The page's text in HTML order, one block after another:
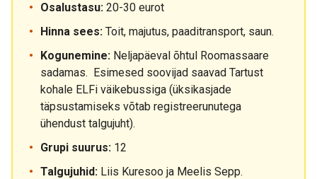
Osalustasu: 20-30 eurot
Hinna sees: Toit, majutus, paaditransport, saun.
Kogunemine: Neljapäeval õhtul Roomassaare
sadamas. Esimesed soovijad saavad Tartust
kohale ELFi väikebussiga (üksikasjade
täpsustamiseks võtab registreerunutega
ühendust talgujuht).
Grupi suurus: 12
Talgujuhid: Liis Kuresoo ja Meelis Sepp.